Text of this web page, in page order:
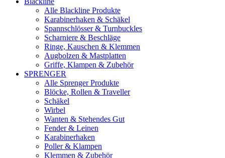
Alle Blackline Produkte
Karabinerhaken & Schäkel
Spannschlösser & Turnbuckles
Scharniere & Beschläge
Ringe, Kauschen & Klemmen
Augbolzen & Mastplatten
Griffe, Klampen & Zubehör
SPRENGER
Alle Sprenger Produkte
Blöcke, Rollen & Traveller
Schäkel
Wirbel
Wanten & Stehendes Gut
Fender & Leinen
Karabinerhaken
Poller & Klampen
Klemmen & Zubehör